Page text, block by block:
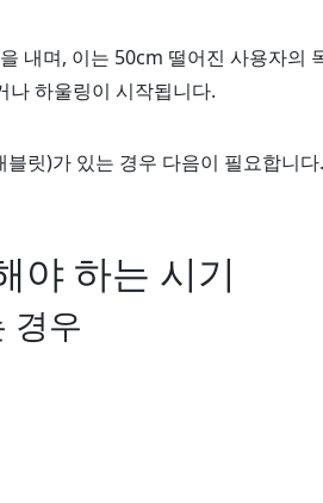
내며, 이는 50cm 떨어진 사용자의
나 하울링이 시작됩니다.
릿)가 있는 경우 다음이 필요합니다.
야 하는 시기
경우